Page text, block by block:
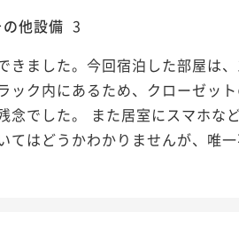
の他設備 3
きました。今回宿泊した部屋は
ク内にあるため、クローゼッ
念でした。 また居室にスマホな
はどうかわかりませんが、唯